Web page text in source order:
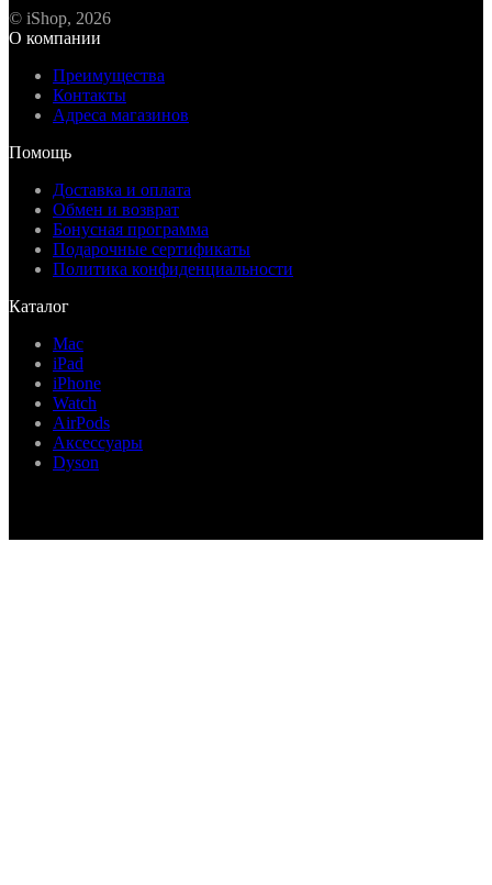
© iShop, 2026
О компании
Преимущества
Контакты
Адреса магазинов
Помощь
Доставка и оплата
Обмен и возврат
Бонусная программа
Подарочные сертификаты
Политика конфиденциальности
Каталог
Mac
iPad
iPhone
Watch
AirPods
Аксессуары
Dyson